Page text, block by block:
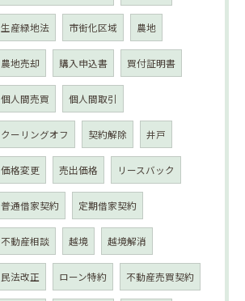
生産緑地法 市街化区域 農地
農地売却 購入申込書 買付証明書
個人間売買 個人間取引
クーリングオフ 契約解除 井戸
価格変更 売出価格 リースバック
普通借家契約 定期借家契約
不動産相談 越境 越境解消
民法改正 ローン特約 不動産売買契約